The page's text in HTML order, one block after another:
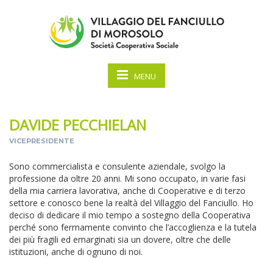
MENU
DAVIDE PECCHIELAN
VICEPRESIDENTE
Sono commercialista e consulente aziendale, svolgo la
professione da oltre 20 anni. Mi sono occupato, in varie fasi
della mia carriera lavorativa, anche di Cooperative e di terzo
settore e conosco bene la realtà del Villaggio del Fanciullo. Ho
deciso di dedicare il mio tempo a sostegno della Cooperativa
perché sono fermamente convinto che l’accoglienza e la tutela
dei più fragili ed emarginati sia un dovere, oltre che delle
istituzioni, anche di ognuno di noi.